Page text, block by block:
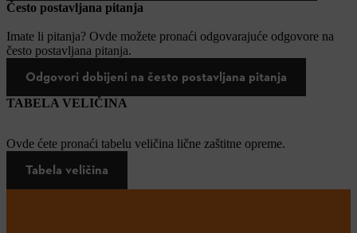
Često postavljana pitanja
Imate li pitanja? Ovde možete pronaći odgovarajuće odgovore na
često postavljana pitanja.
Odgovori dobijeni na često postavljana pitanja
TABELA VELIČINA
Ovde ćete pronaći tabelu veličina lične zaštitne opreme.
Tabela veličina